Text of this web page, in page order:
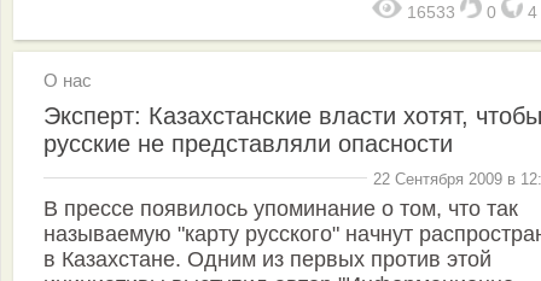
16533 0 4
О нас
Эксперт: Казахстанские власти хотят, чтобы
русские не представляли опасности
22 Сентября 2009 в
В прессе появилось упоминание о том, что так
называемую "карту русского" начнут
в Казахстане. Одним из первых против этой